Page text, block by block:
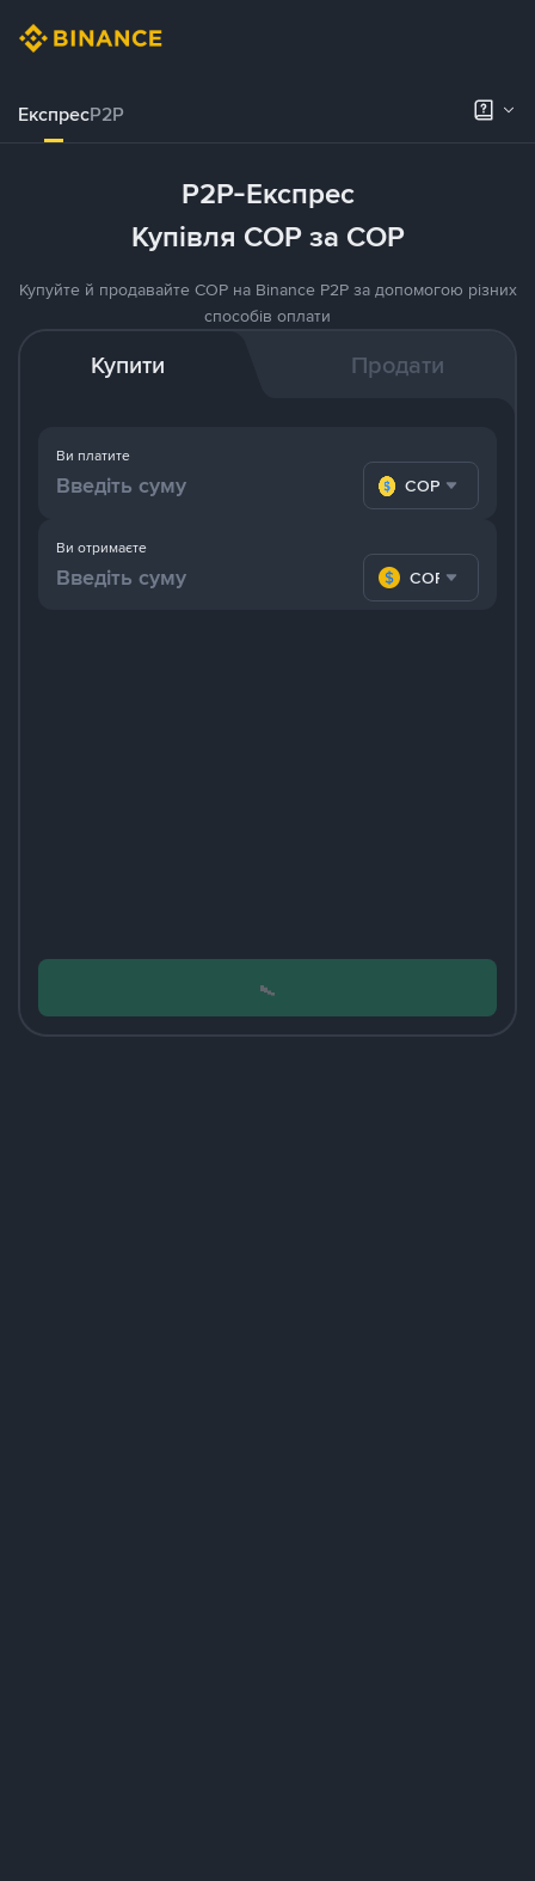
ЕкспресP2P
P2P-Експрес
Купівля COP за COP
Купуйте й продавайте COP на Binance P2P за допомогою різних
способів оплати
Купити Продати
Ви платите
COP
Ви отримаєте
COP